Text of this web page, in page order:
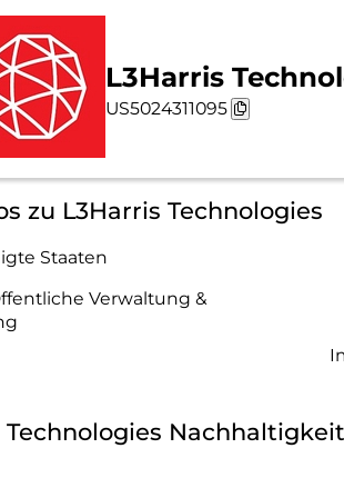
L3Harris
US5024311095
zu L3Harris Technologies
Staaten
Verwaltung &
Technologies